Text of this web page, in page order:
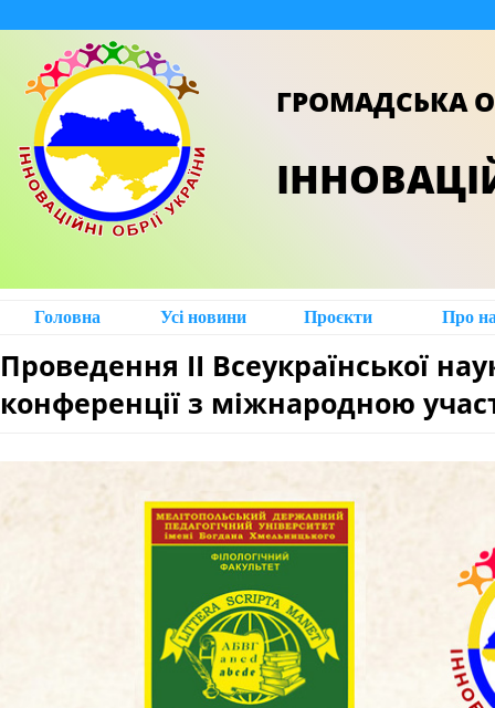
ГРОМАДСЬКА
Головна Усі новини Проєкти Про
Проведення ІІ Всеукраїнської
конференції з міжнародною